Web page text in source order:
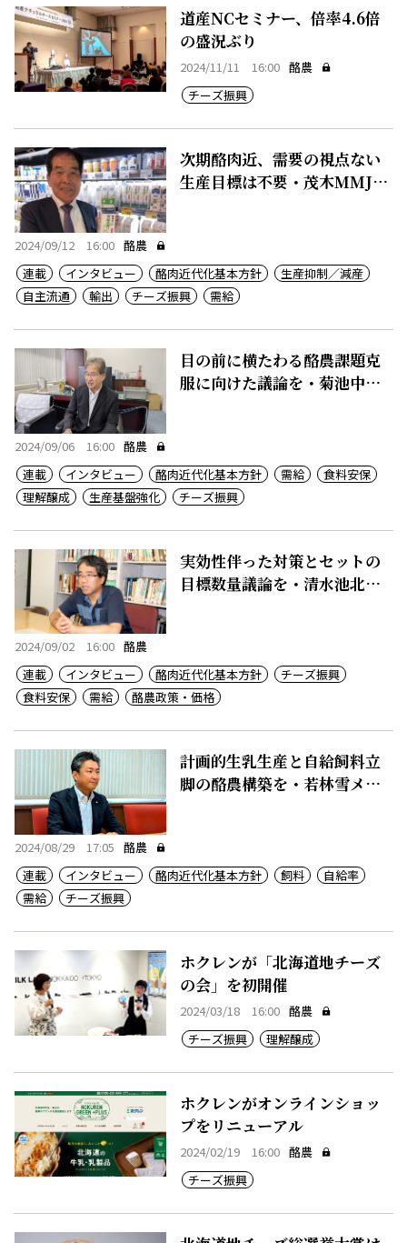
道産NCセミナー、倍率4.6倍
の盛況ぶり
2024/11/11 16:00 酪農
チーズ振興
次期酪肉近、需要の視点ない
生産目標は不要・茂木MMJ社
2024/09/12 16:00 酪農
連載
インタビュー 酪肉近代化基本方針
生産抑制／減産
自主流通
輸出 チーズ振興 需給
目の前に横たわる酪農課題克
服に向けた議論を・菊池中酪
2024/09/06 16:00 酪農
連載
インタビュー 酪肉近代化基本方針 需給
食料安保
理解醸成
生産基盤強化 チーズ振興
実効性伴った対策とセットの
目標数量議論を・清水池北大
2024/09/02 16:00 酪農
連載
インタビュー 酪肉近代化基本方針
チーズ振興
食料安保
需給 酪農政策・価格
計画的生乳生産と自給飼料立
脚の酪農構築を・若林雪メグ
2024/08/29 17:05 酪農
連載
インタビュー 酪肉近代化基本方針 飼料
自給率
需給
チーズ振興
ホクレンが「北海道地チーズ
の会」を初開催
2024/03/18 16:00 酪農
チーズ振興
理解醸成
ホクレンがオンラインショッ
プをリニューアル
2024/02/19 16:00 酪農
チーズ振興